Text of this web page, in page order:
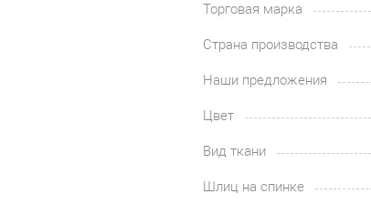
Торговая марка
Страна производства
Наши предложения
Цвет
Вид ткани
Шлиц на спинке